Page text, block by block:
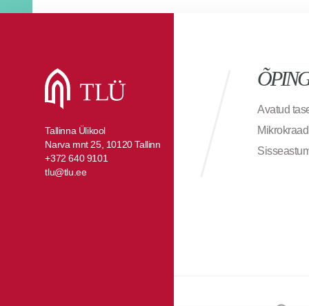
Tallinna Ülikool
Narva mnt 25, 10120 Tallinn
+372 640 9101
tlu@tlu.ee
Avatud